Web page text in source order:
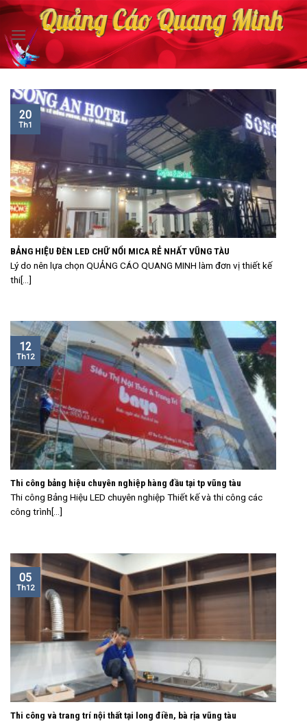
Skip
content
BẢNG HIỆU ĐÈN LED CHỮ NỔI MICA RẺ NHẤT VŨNG TÀU
Lý do nên lựa chọn QUẢNG CÁO QUANG MINH làm đơn vị thiết kế
thi[...]
20
Th1
Thi công bảng hiệu chuyên nghiệp hàng đầu tại tp vũng tàu
Thi công Bảng Hiệu LED chuyên nghiệp Thiết kế và thi công các
công trình[...]
12
Th12
Thi công và trang trí nội thất tại long điền, bà rịa vũng tàu
05
Th12